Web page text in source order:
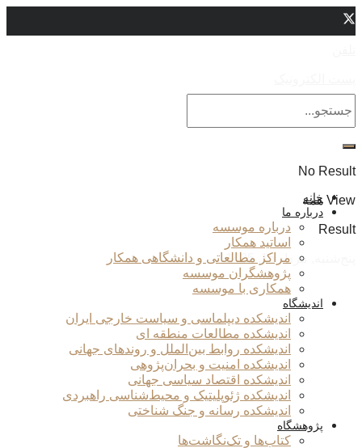
No Result
View همه
Result
پنج‌شنبه, مرداد 15, 1405
خانه
درباره ما
درباره موسسه
اساتید همکار
مراکز مطالعاتی و دانشگاهی همکار
پژوهشگران موسسه
همکاری با موسسه
اندیشگاه
اندیشکده دیپلماسی و سیاست خارجی ایران
اندیشکده مطالعات منطقه ای
اندیشکده روابط بین‌الملل و روندهای جهانی
اندیشکده امنیت و بحران‌پژوهی
اندیشکده اقتصاد سیاسی جهانی
اندیشکده ژئوپلیتیک و محیط‌شناسی راهبردی
اندیشکده رسانه و جنگ شناختی
پژوهشگاه
کتاب‌ها و تک‌نگاشت‌ها